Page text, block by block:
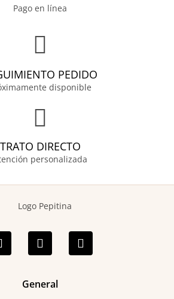
Pago en línea
PEDIDO
disponible
TRATO DIRECTO
personalizada
n
s
t
g
i
n
t
General